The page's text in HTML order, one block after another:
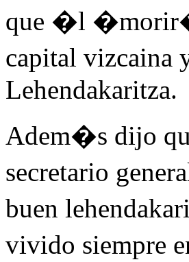
que �l
capital vizcaina
Lehendakaritza.
Adem�s dijo
secretario
buen
vivido siempre